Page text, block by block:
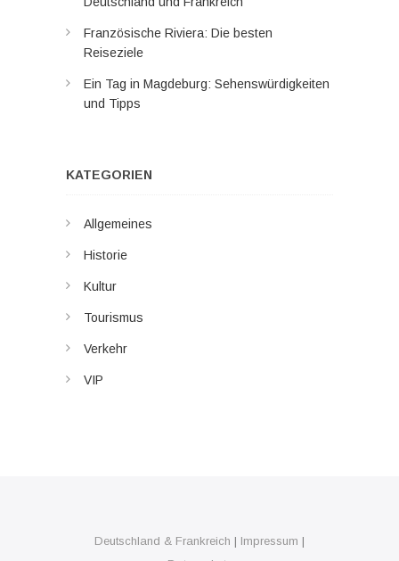
Französische Riviera: Die besten
Reiseziele
Ein Tag in Magdeburg: Sehenswürdigkeiten
und Tipps
KATEGORIEN
Allgemeines
Historie
Kultur
Tourismus
Verkehr
VIP
Deutschland & Frankreich | Impressum |